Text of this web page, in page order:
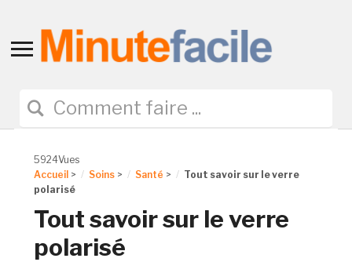
Toggle
navigation
5924Vues
Accueil > Soins > Santé >
Tout savoir sur le verre
polarisé
Tout savoir sur le verre
polarisé